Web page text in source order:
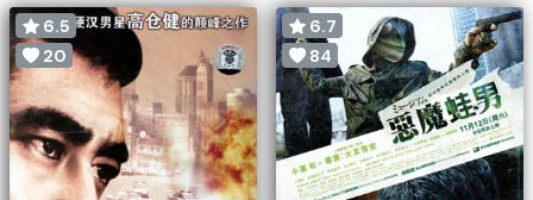
6.5
20
6.7
84